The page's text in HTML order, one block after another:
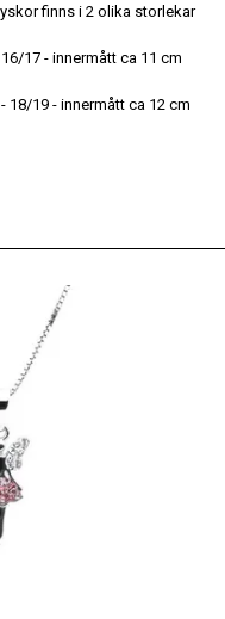
finns i 2 olika storlekar
17 - innermått ca 11 cm
18/19 - innermått ca 12 cm